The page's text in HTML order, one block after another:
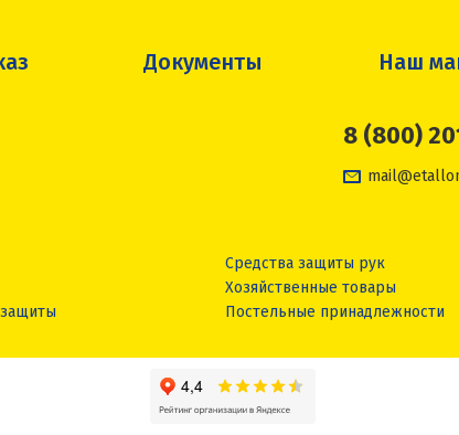
Документы Наш
8 (800)
Средства защиты рук
Хозяйственные товары
Постельные принадлежности